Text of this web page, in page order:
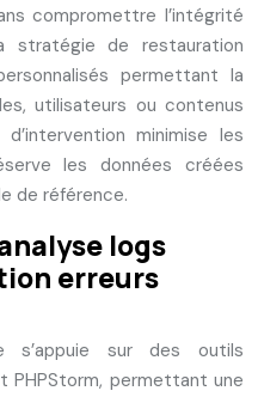
compromettre l’intégrité
stratégie de restauration
permettant la
utilisateurs ou contenus
minimise les
les données créées
de référence.
logs
erreurs
s’appuie sur des outils
PHPStorm, permettant une